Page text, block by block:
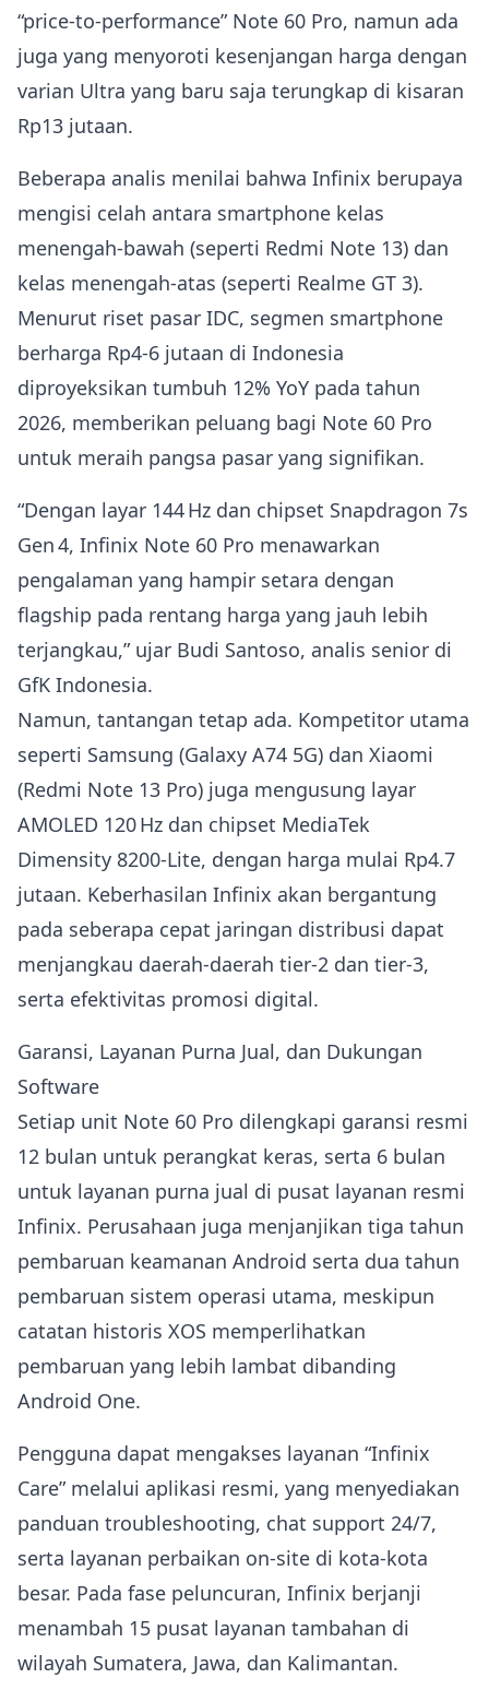
“price‑to‑performance” Note 60 Pro, namun ada
juga yang menyoroti kesenjangan harga dengan
varian Ultra yang baru saja terungkap di kisaran
Rp13 jutaan.
Beberapa analis menilai bahwa Infinix berupaya
mengisi celah antara smartphone kelas
menengah‑bawah (seperti Redmi Note 13) dan
kelas menengah‑atas (seperti Realme GT 3).
Menurut riset pasar IDC, segmen smartphone
berharga Rp4‑6 jutaan di Indonesia
diproyeksikan tumbuh 12% YoY pada tahun
2026, memberikan peluang bagi Note 60 Pro
untuk meraih pangsa pasar yang signifikan.
“Dengan layar 144 Hz dan chipset Snapdragon 7s
Gen 4, Infinix Note 60 Pro menawarkan
pengalaman yang hampir setara dengan
flagship pada rentang harga yang jauh lebih
terjangkau,” ujar Budi Santoso, analis senior di
GfK Indonesia.
Namun, tantangan tetap ada. Kompetitor utama
seperti Samsung (Galaxy A74 5G) dan Xiaomi
(Redmi Note 13 Pro) juga mengusung layar
AMOLED 120 Hz dan chipset MediaTek
Dimensity 8200‑Lite, dengan harga mulai Rp4.7
jutaan. Keberhasilan Infinix akan bergantung
pada seberapa cepat jaringan distribusi dapat
menjangkau daerah-daerah tier‑2 dan tier‑3,
serta efektivitas promosi digital.
Garansi, Layanan Purna Jual, dan Dukungan
Software
Setiap unit Note 60 Pro dilengkapi garansi resmi
12 bulan untuk perangkat keras, serta 6 bulan
untuk layanan purna jual di pusat layanan resmi
Infinix. Perusahaan juga menjanjikan tiga tahun
pembaruan keamanan Android serta dua tahun
pembaruan sistem operasi utama, meskipun
catatan historis XOS memperlihatkan
pembaruan yang lebih lambat dibanding
Android One.
Pengguna dapat mengakses layanan “Infinix
Care” melalui aplikasi resmi, yang menyediakan
panduan troubleshooting, chat support 24/7,
serta layanan perbaikan on‑site di kota-kota
besar. Pada fase peluncuran, Infinix berjanji
menambah 15 pusat layanan tambahan di
wilayah Sumatera, Jawa, dan Kalimantan.